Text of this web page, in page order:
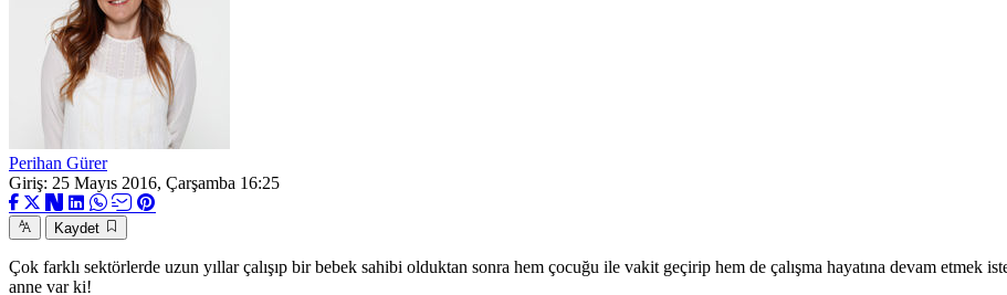
Perihan Gürer
Giriş: 25 Mayıs 2016, Çarşamba 16:25
Kaydet
Çok farklı sektörlerde uzun yıllar çalışıp bir bebek sahibi olduktan sonra hem çocuğu ile vakit geçirip hem de çalışma hayatına devam etmek
anne var ki!